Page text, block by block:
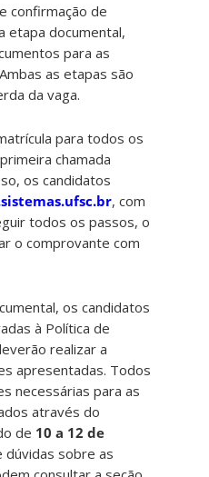
confirmação de
etapa documental,
para as
as etapas são
da vaga.
para todos os
chamada
os candidatos
, com
todos os passos, o
o comprovante com
os candidatos
à Política de
realizar a
apresentadas. Todos
necessárias para as
através do
de 10 a 12 de
dúvidas sobre as